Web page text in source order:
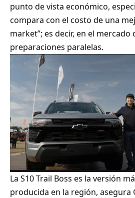
punto de vista económico,
compara con el costo de una
market”; es decir, en el mercado
preparaciones paralelas.
La S10 Trail Boss es la versión
producida en la región, asegura